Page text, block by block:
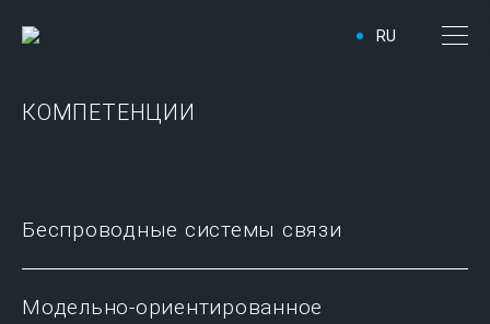
RU
КОМПЕТЕНЦИИ
Беспроводные системы связи
Модельно-ориентированное